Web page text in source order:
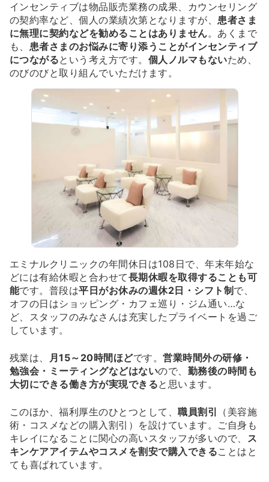
インセンティブは物品販売業務の成果、カウンセリング
の契約率など、個人の業績次第となりますが、患者さま
に無理に契約などを勧めることはありません。あくまで
も、 患者さまのお悩みに寄り添うことがインセンティブ
につながるという考え方です。 個人ノルマもないため、
のびのびと取り組んでいただけます。
エミナルクリニックの年間休日は108日で、年末年始な
どには有給休暇と合わせて長期休暇を取得することも可
能です。普段は平日がお休みの週休2日・シフト制で、
オフの日はショッピング・カフェ巡り・ジム通い…な
ど、スタッフのみなさんは充実したプライベートを過ご
しています。
残業は、 月15～20時間ほどです。営業時間外の研修・
勉強会・ミーティングなどはないので、 勤務後の時間も
大切にできる働き方が実現できると思います。
このほか、福利厚生のひとつとして、職員割引 （美容施
術・コスメなどの購入割引）を設けています。ご自身も
キレイになることに関心の高いスタッフが多いので、
ス
キンケアアイテムやコスメを割安で購入できることはと
ても喜ばれています。